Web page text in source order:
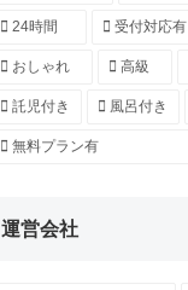
24時間 受付対応有
おしゃれ 高級
託児付き 風呂付き
無料プラン有
運営会社